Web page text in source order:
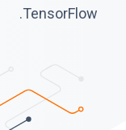
TensorFlow.